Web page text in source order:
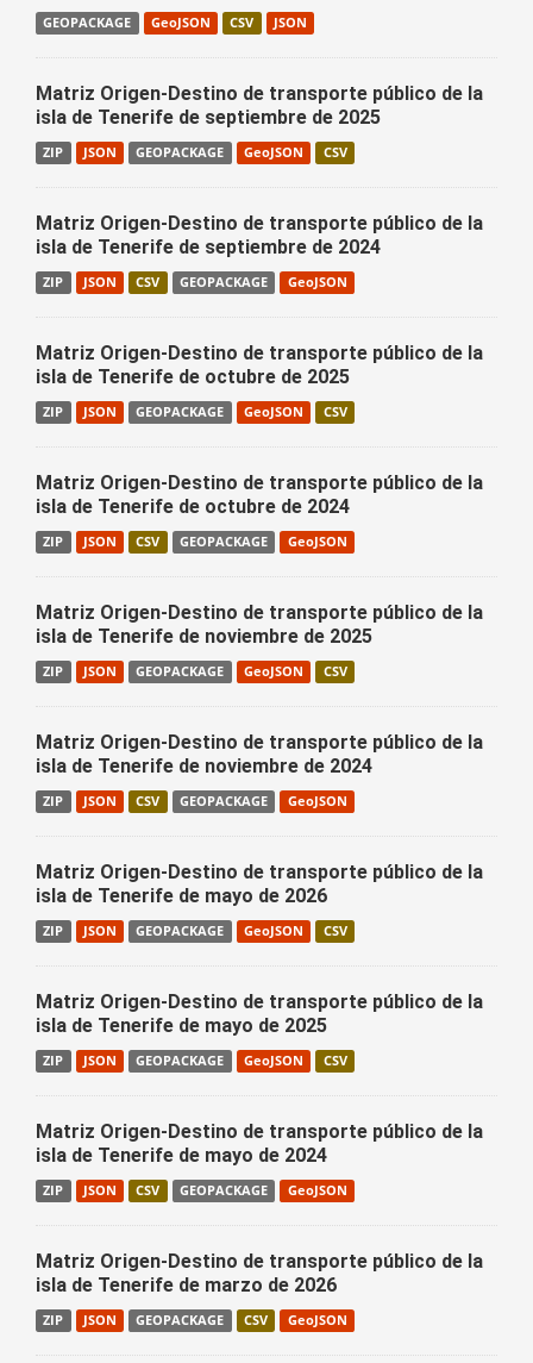
GEOPACKAGE GeoJSON CSV JSON
Matriz Origen-Destino de transporte público de la
isla de Tenerife de septiembre de 2025
ZIP JSON GEOPACKAGE GeoJSON CSV
Matriz Origen-Destino de transporte público de la
isla de Tenerife de septiembre de 2024
ZIP JSON CSV GEOPACKAGE GeoJSON
Matriz Origen-Destino de transporte público de la
isla de Tenerife de octubre de 2025
ZIP JSON GEOPACKAGE GeoJSON CSV
Matriz Origen-Destino de transporte público de la
isla de Tenerife de octubre de 2024
ZIP JSON CSV GEOPACKAGE GeoJSON
Matriz Origen-Destino de transporte público de la
isla de Tenerife de noviembre de 2025
ZIP JSON GEOPACKAGE GeoJSON CSV
Matriz Origen-Destino de transporte público de la
isla de Tenerife de noviembre de 2024
ZIP JSON CSV GEOPACKAGE GeoJSON
Matriz Origen-Destino de transporte público de la
isla de Tenerife de mayo de 2026
ZIP JSON GEOPACKAGE GeoJSON CSV
Matriz Origen-Destino de transporte público de la
isla de Tenerife de mayo de 2025
ZIP JSON GEOPACKAGE GeoJSON CSV
Matriz Origen-Destino de transporte público de la
isla de Tenerife de mayo de 2024
ZIP JSON CSV GEOPACKAGE GeoJSON
Matriz Origen-Destino de transporte público de la
isla de Tenerife de marzo de 2026
ZIP JSON GEOPACKAGE CSV GeoJSON